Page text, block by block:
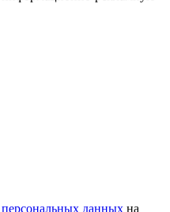
персональных данных на